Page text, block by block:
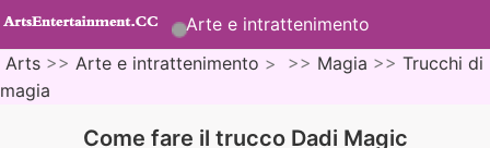
Arte e intrattenimento
Arts >> Arte e intrattenimento > >> Magia >> Trucchi di
magia
Come fare il trucco Dadi Magic